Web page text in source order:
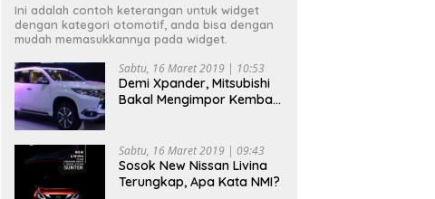
Ini adalah contoh keterangan untuk widget
dengan kategori otomotif, anda bisa dengan
mudah memasukkannya pada widget.
Sabtu, 16 Maret 2019 | 10:53
Demi Xpander, Mitsubishi
Bakal Mengimpor Kembali
Sabtu, 16 Maret 2019 | 09:43
Sosok New Nissan Livina
Terungkap, Apa Kata NMI?